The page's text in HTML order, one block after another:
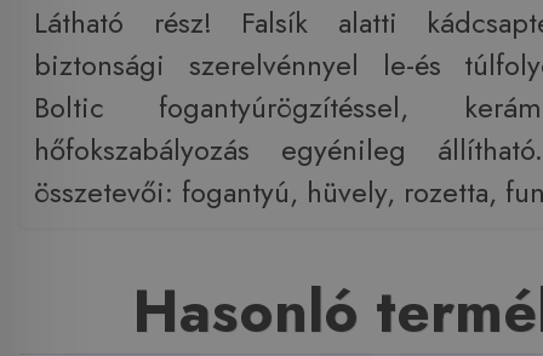
Látható rész! Falsík alatti
biztonsági szerelvénnyel le-és
Boltic fogantyúrögzítéssel,
hőfokszabályozás egyénileg
összetevői: fogantyú, hüvely, rozetta,
Hasonló